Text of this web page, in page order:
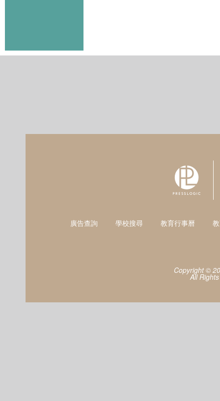
廣告查詢 學校搜尋 教育行事曆
Copyright ©
All